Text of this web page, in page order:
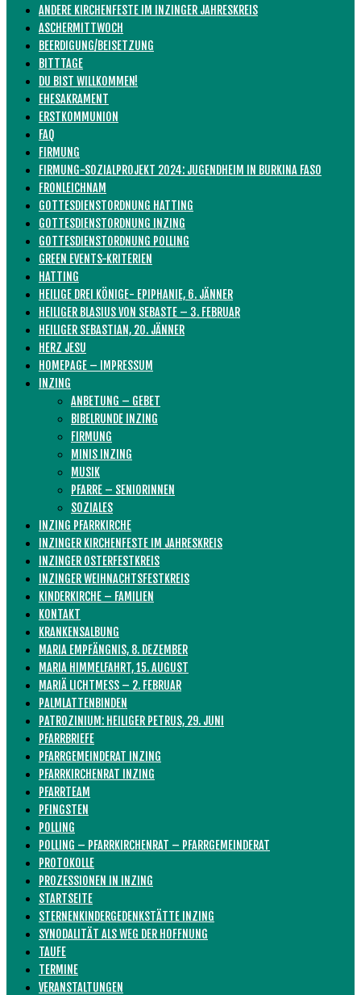
ANDERE KIRCHENFESTE IM INZINGER JAHRESKREIS
ASCHERMITTWOCH
BEERDIGUNG/BEISETZUNG
BITTTAGE
DU BIST WILLKOMMEN!
EHESAKRAMENT
ERSTKOMMUNION
FAQ
FIRMUNG
FIRMUNG-SOZIALPROJEKT 2024: JUGENDHEIM IN BURKINA FASO
FRONLEICHNAM
GOTTESDIENSTORDNUNG HATTING
GOTTESDIENSTORDNUNG INZING
GOTTESDIENSTORDNUNG POLLING
GREEN EVENTS-KRITERIEN
HATTING
HEILIGE DREI KÖNIGE- EPIPHANIE, 6. JÄNNER
HEILIGER BLASIUS VON SEBASTE – 3. FEBRUAR
HEILIGER SEBASTIAN, 20. JÄNNER
HERZ JESU
HOMEPAGE – IMPRESSUM
INZING
ANBETUNG – GEBET
BIBELRUNDE INZING
FIRMUNG
MINIS INZING
MUSIK
PFARRE – SENIORINNEN
SOZIALES
INZING PFARRKIRCHE
INZINGER KIRCHENFESTE IM JAHRESKREIS
INZINGER OSTERFESTKREIS
INZINGER WEIHNACHTSFESTKREIS
KINDERKIRCHE – FAMILIEN
KONTAKT
KRANKENSALBUNG
MARIA EMPFÄNGNIS, 8. DEZEMBER
MARIA HIMMELFAHRT, 15. AUGUST
MARIÄ LICHTMESS – 2. FEBRUAR
PALMLATTENBINDEN
PATROZINIUM: HEILIGER PETRUS, 29. JUNI
PFARRBRIEFE
PFARRGEMEINDERAT INZING
PFARRKIRCHENRAT INZING
PFARRTEAM
PFINGSTEN
POLLING
POLLING – PFARRKIRCHENRAT – PFARRGEMEINDERAT
PROTOKOLLE
PROZESSIONEN IN INZING
STARTSEITE
STERNENKINDERGEDENKSTÄTTE INZING
SYNODALITÄT ALS WEG DER HOFFNUNG
TAUFE
TERMINE
VERANSTALTUNGEN